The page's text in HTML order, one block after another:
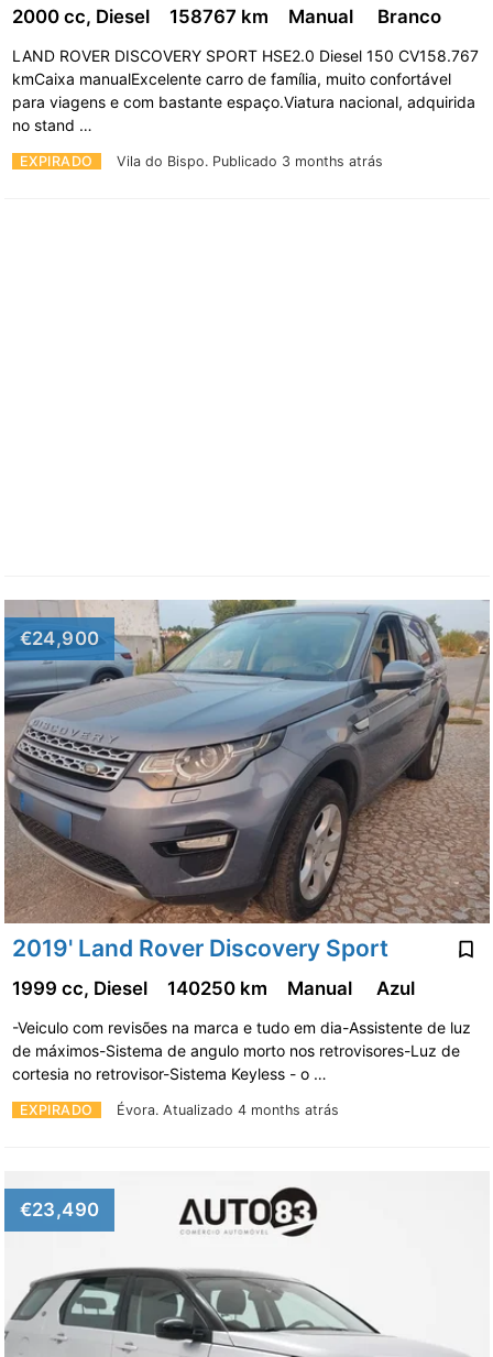
EXPIRADO Vila do Bispo. Publicado 3 months atrás
2000 cc, Diesel 158767 km Manual Branco
LAND ROVER DISCOVERY SPORT HSE2.0 Diesel 150 CV158.767
kmCaixa manualExcelente carro de família, muito confortável
para viagens e com bastante espaço.Viatura nacional, adquirida
no stand …
€24,900
2019' Land Rover Discovery Sport
EXPIRADO Évora. Atualizado 4 months atrás
1999 cc, Diesel 140250 km Manual Azul
-Veiculo com revisões na marca e tudo em dia-Assistente de luz
de máximos-Sistema de angulo morto nos retrovisores-Luz de
cortesia no retrovisor-Sistema Keyless - o …
€23,490